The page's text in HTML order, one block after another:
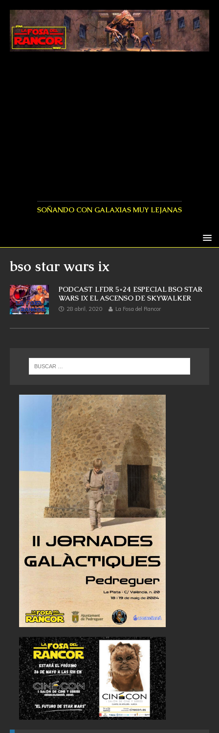
SOÑANDO CON GALAXIAS MUY LEJANAS
bso star wars ix
PODCAST LFDR 5×24 ESPECIAL BSO STAR
WARS IX EL ASCENSO DE SKYWALKER
28 abril, 2020 La Fosa del Rancor